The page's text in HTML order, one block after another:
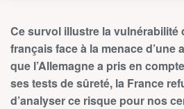
Ce survol illustre la vulnérabilité
français face à la menace d’une
que l’Allemagne a pris en
ses tests de sûreté, la France
d’analyser ce risque pour nos